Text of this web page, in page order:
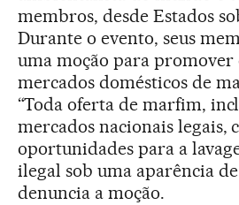
membros, desde Estados
Durante o evento, seus
uma moção para promover
mercados domésticos de
“Toda oferta de marfim,
mercados nacionais legais,
oportunidades para a
ilegal sob uma aparência
denuncia a moção.